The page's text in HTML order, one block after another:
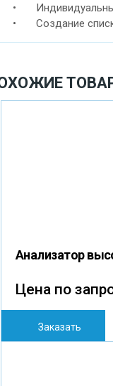
• Индивидуальные
• Создание
Анализатор
Цена по
Заказать